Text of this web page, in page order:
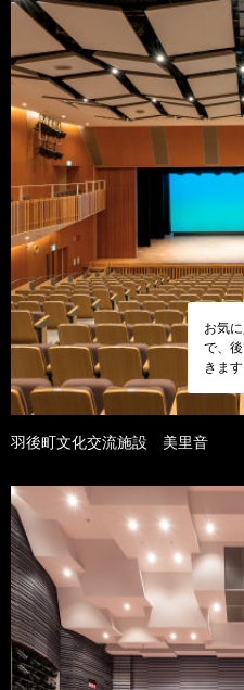
お気
で、
きます
羽後町文化交流施設 美里音